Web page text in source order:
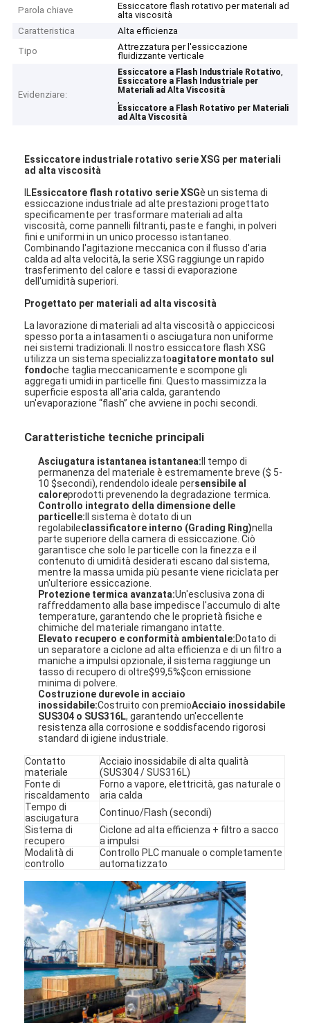
Casa
Prodotti
Chi siamo
Parola chiave
Essiccatore flash rotativo per materiali ad
alta viscosità
Caratteristica
Alta efficienza
Tipo
Attrezzatura per l'essiccazione
fluidizzante verticale
Evidenziare:
Essiccatore a Flash Industriale Rotativo,
Essiccatore a Flash Industriale per
Materiali ad Alta Viscosità
,
Essiccatore a Flash Rotativo per Materiali
ad Alta Viscosità
Essiccatore industriale rotativo serie XSG per materiali
ad alta viscosità
IL Essiccatore flash rotativo serie XSGè un sistema di
essiccazione industriale ad alte prestazioni progettato
specificamente per trasformare materiali ad alta
viscosità, come pannelli filtranti, paste e fanghi, in polveri
fini e uniformi in un unico processo istantaneo.
Combinando l'agitazione meccanica con il flusso d'aria
calda ad alta velocità, la serie XSG raggiunge un rapido
trasferimento del calore e tassi di evaporazione
dell'umidità superiori.
Progettato per materiali ad alta viscosità
La lavorazione di materiali ad alta viscosità o appiccicosi
spesso porta a intasamenti o asciugatura non uniforme
nei sistemi tradizionali. Il nostro essiccatore flash XSG
utilizza un sistema specializzatoagitatore montato sul
fondoche taglia meccanicamente e scompone gli
aggregati umidi in particelle fini. Questo massimizza la
superficie esposta all'aria calda, garantendo
un'evaporazione “flash” che avviene in pochi secondi.
Caratteristiche tecniche principali
Asciugatura istantanea istantanea: Il tempo di
permanenza del materiale è estremamente breve ($ 5-
10 $secondi), rendendolo ideale persensibile al
caloreprodotti prevenendo la degradazione termica.
Controllo integrato della dimensione delle
particelle: Il sistema è dotato di un
regolabileclassificatore interno (Grading Ring)nella
parte superiore della camera di essiccazione. Ciò
garantisce che solo le particelle con la finezza e il
contenuto di umidità desiderati escano dal sistema,
mentre la massa umida più pesante viene riciclata per
un'ulteriore essiccazione.
Protezione termica avanzata:Un'esclusiva zona di
raffreddamento alla base impedisce l'accumulo di alte
temperature, garantendo che le proprietà fisiche e
chimiche del materiale rimangano intatte.
Elevato recupero e conformità ambientale:Dotato di
un separatore a ciclone ad alta efficienza e di un filtro a
maniche a impulsi opzionale, il sistema raggiunge un
tasso di recupero di oltre$99,5%$con emissione
minima di polvere.
Costruzione durevole in acciaio
inossidabile:Costruito con premioAcciaio inossidabile
SUS304 o SUS316L, garantendo un'eccellente
resistenza alla corrosione e soddisfacendo rigorosi
standard di igiene industriale.
Contatto
materiale
Acciaio inossidabile di alta qualità
(SUS304 / SUS316L)
Fonte di
riscaldamento
Forno a vapore, elettricità, gas naturale o
aria calda
Tempo di
asciugatura
Continuo/Flash (secondi)
Sistema di
recupero
Ciclone ad alta efficienza + filtro a sacco
a impulsi
Modalità di
controllo
Controllo PLC manuale o completamente
automatizzato